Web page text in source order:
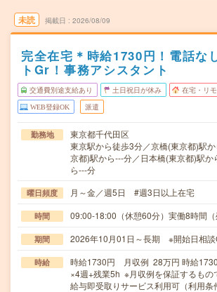
未読 掲載日 2026/08/09
完全在宅＊時給1730円！電話な
トGr！事務アシスタント
交通費別途支給あり 土日祝日が休み 在宅・リ
WEB登録OK 派遣
勤務地
東京都千代田区
東京駅から徒歩3分／京橋(東京都)駅
京都)駅から---分／日本橋(東京都)駅
ら---分
曜日頻度 月～金／週5日 #週3日以上在宅
時間 09:00-18:00（休憩60分）実働8時間（
期間 2026年10月01日～長期 ※開始日相
時給
時給1730円 月収例 28万円 時給
×4週+残業5h ※月収例を保証するもの
給与即受取りサービス利用可（利用条